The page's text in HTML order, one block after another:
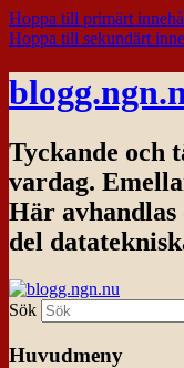
Hoppa till primärt
Hoppa till sekundärt
Tyckande och
vardag.
Här
del
Sök
Huvudmeny